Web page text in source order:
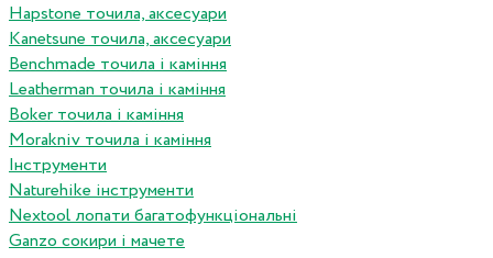
Hapstone точила, аксесуари
Kanetsune точила, аксесуари
Benchmade точила і каміння
Leatherman точила і каміння
Boker точила і каміння
Morakniv точила і каміння
Інструменти
Naturehike інструменти
Nextool лопати багатофункціональні
Ganzo сокири і мачете